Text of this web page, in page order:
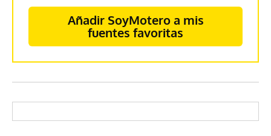
Añadir SoyMotero a mis
fuentes favoritas